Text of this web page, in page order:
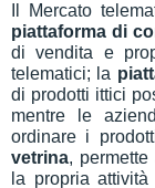
Il Mercato
piattaforma di
di vendita e
telematici; la
di prodotti ittici
mentre le
ordinare i
vetrina, permette
la propria